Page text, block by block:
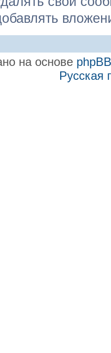
на основе phpBB
Русская